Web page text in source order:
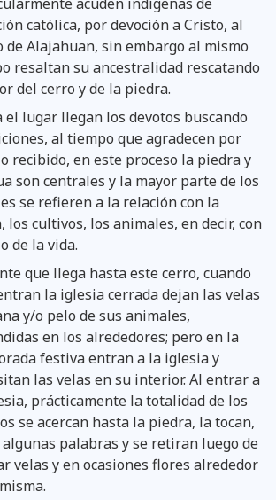
católica, por devoción a Cristo, al
de Alajahuan, sin embargo al mismo
resaltan su ancestralidad rescatando
del cerro y de la piedra.
el lugar llegan los devotos buscando
al tiempo que agradecen por
recibido, en este proceso la piedra y
son centrales y la mayor parte de los
se refieren a la relación con la
los cultivos, los animales, en decir, con
de la vida.
que llega hasta este cerro, cuando
la iglesia cerrada dejan las velas
y/o pelo de sus animales,
en los alrededores; pero en la
festiva entran a la iglesia y
las velas en su interior. Al entrar a
prácticamente la totalidad de los
se acercan hasta la piedra, la tocan,
palabras y se retiran luego de
velas y en ocasiones flores alrededor